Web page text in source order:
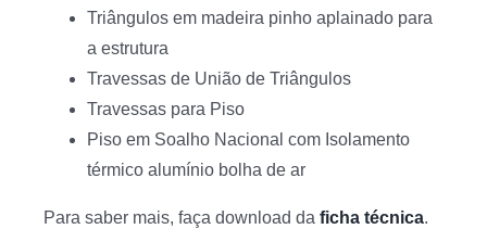
Triângulos em madeira pinho aplainado para
a estrutura
Travessas de União de Triângulos
Travessas para Piso
Piso em Soalho Nacional com Isolamento
térmico alumínio bolha de ar
Para saber mais, faça download da ficha técnica.